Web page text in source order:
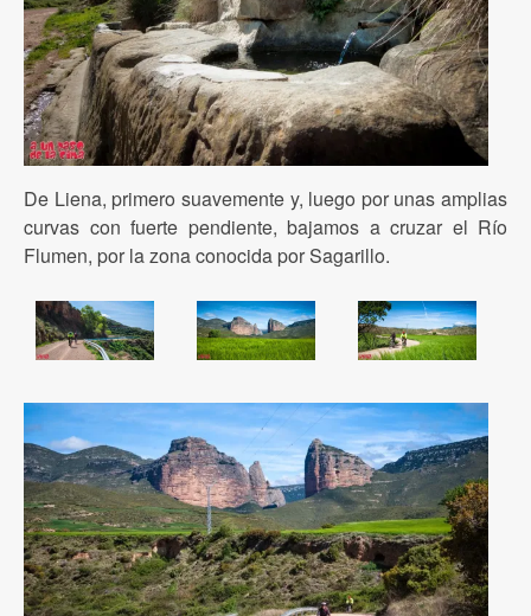
De Liena, primero suavemente y, luego por unas amplias
curvas con fuerte pendiente, bajamos a cruzar el Río
Flumen, por la zona conocida por Sagarillo.